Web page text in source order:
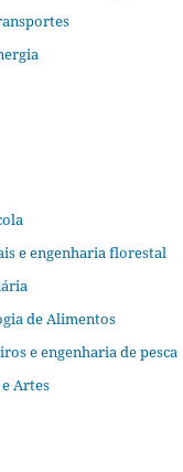
e engenharia florestal
de Alimentos
e engenharia de pesca
Artes